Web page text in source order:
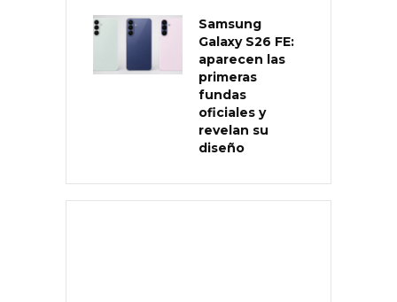
Samsung
Galaxy S26 FE:
aparecen las
primeras
fundas
oficiales y
revelan su
diseño